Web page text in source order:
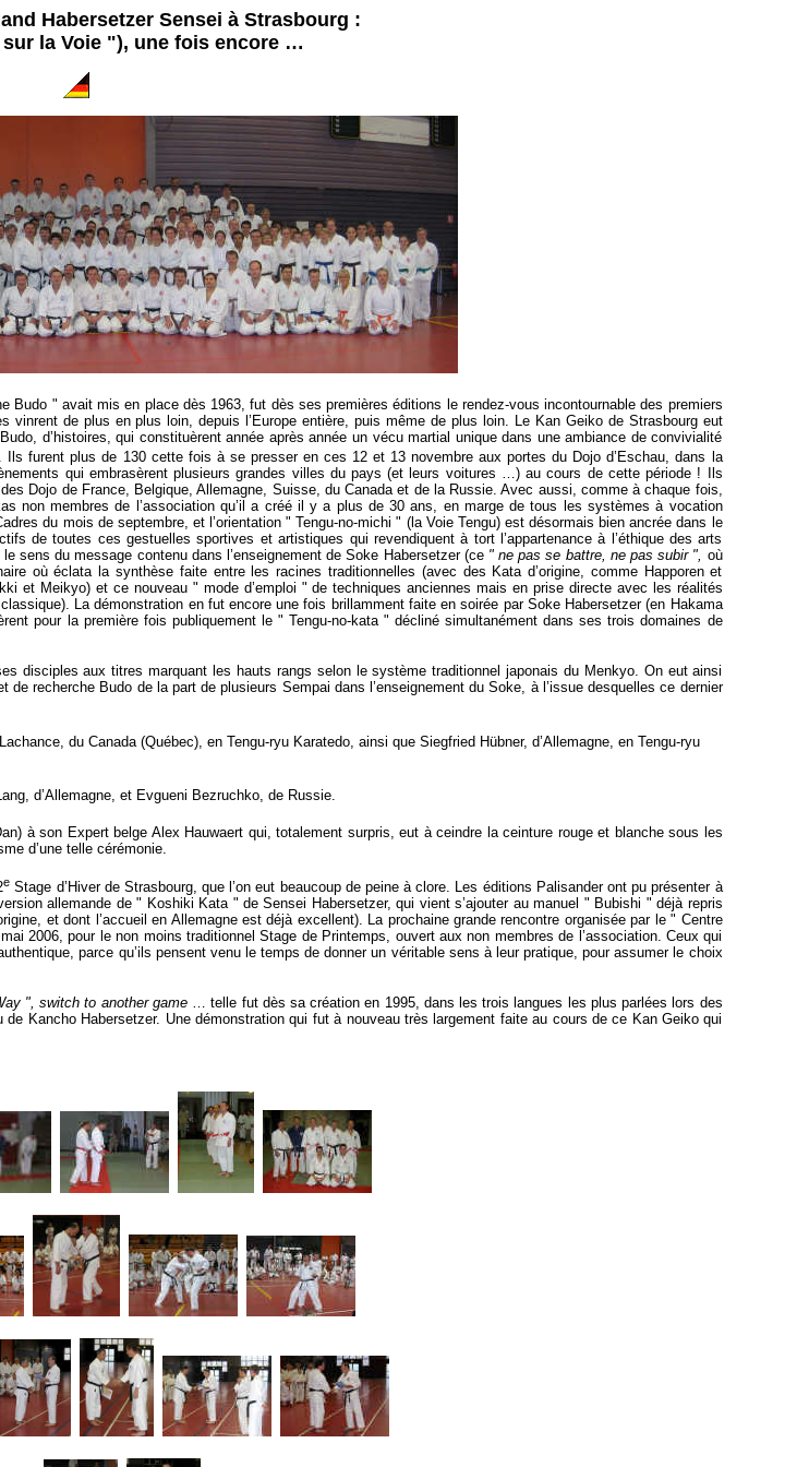
Habersetzer Sensei à Strasbourg :
la Voie "), une fois encore …
Budo " avait mis en place dès 1963, fut dès ses premières éditions le rendez-vous incontournable des premiers
de plus en plus loin, depuis l’Europe entière, puis même de plus loin. Le Kan Geiko de Strasbourg eut
d’histoires, qui constituèrent année après année un vécu martial unique dans une ambiance de convivialité
furent plus de 130 cette fois à se presser en ces 12 et 13 novembre aux portes du Dojo d’Eschau, dans la
qui embrasèrent plusieurs grandes villes du pays (et leurs voitures …) au cours de cette période ! Ils
Dojo de France, Belgique, Allemagne, Suisse, du Canada et de la Russie. Avec aussi, comme à chaque fois,
non membres de l’association qu’il a créé il y a plus de 30 ans, en marge de tous les systèmes à vocation
du mois de septembre, et l’orientation " Tengu-no-michi " (la Voie Tengu) est désormais bien ancrée dans le
de toutes ces gestuelles sportives et artistiques qui revendiquent à tort l’appartenance à l’éthique des arts
sens du message contenu dans l’enseignement de Soke Habersetzer (ce " ne pas se battre, ne pas subir ", où
où éclata la synthèse faite entre les racines traditionnelles (avec des Kata d’origine, comme Happoren et
et Meikyo) et ce nouveau " mode d’emploi " de techniques anciennes mais en prise directe avec les réalités
La démonstration en fut encore une fois brillamment faite en soirée par Soke Habersetzer (en Hakama
pour la première fois publiquement le " Tengu-no-kata " décliné simultanément dans ses trois domaines de
disciples aux titres marquant les hauts rangs selon le système traditionnel japonais du Menkyo. On eut ainsi
recherche Budo de la part de plusieurs Sempai dans l’enseignement du Soke, à l’issue desquelles ce dernier
du Canada (Québec), en Tengu-ryu Karatedo, ainsi que Siegfried Hübner, d’Allemagne, en Tengu-ryu
d’Allemagne, et Evgueni Bezruchko, de Russie.
à son Expert belge Alex Hauwaert qui, totalement surpris, eut à ceindre la ceinture rouge et blanche sous les
d’une telle cérémonie.
e Stage d’Hiver de Strasbourg, que l’on eut beaucoup de peine à clore. Les éditions Palisander ont pu présenter à
allemande de " Koshiki Kata " de Sensei Habersetzer, qui vient s’ajouter au manuel " Bubishi " déjà repris
et dont l’accueil en Allemagne est déjà excellent). La prochaine grande rencontre organisée par le " Centre
2006, pour le non moins traditionnel Stage de Printemps, ouvert aux non membres de l’association. Ceux qui
parce qu’ils pensent venu le temps de donner un véritable sens à leur pratique, pour assumer le choix
", switch to another game
… telle fut dès sa création en 1995, dans les trois langues les plus parlées lors des
Kancho Habersetzer. Une démonstration qui fut à nouveau très largement faite au cours de ce Kan Geiko qui